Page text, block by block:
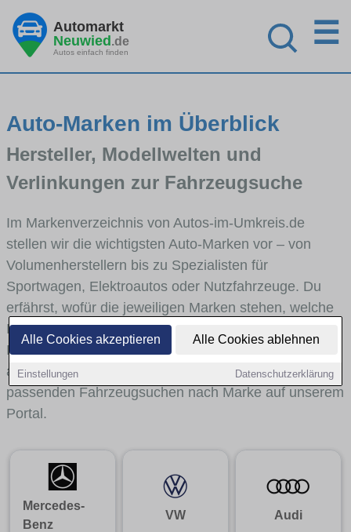
Alle Cookies akzeptieren Alle Cookies ablehnen
Einstellungen Datenschutzerklärung
Automarkt
Neuwied.de
Autos einfach finden
☰
Auto-Marken im Überblick
Hersteller, Modellwelten und
Verlinkungen zur Fahrzeugsuche
Im Markenverzeichnis von Autos-im-Umkreis.de
stellen wir die wichtigsten Auto-Marken vor – von
Volumenherstellern bis zu Spezialisten für
Sportwagen, Elektroautos oder Nutzfahrzeuge. Du
erfährst, wofür die jeweiligen Marken stehen, welche
Fahrzeugklassen sie abdecken und wie sich die
Modellwelten unterscheiden. Von den Markenportraits
aus gelangst du mit internen Links bequem zu den
passenden Fahrzeugsuchen nach Marke auf unserem
Portal.
Mercedes-
Benz
VW Audi